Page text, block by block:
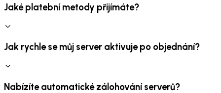
Jaké platební metody přijímáte?
Jak rychle se můj server aktivuje po objednání?
Nabízíte automatické zálohování serverů?